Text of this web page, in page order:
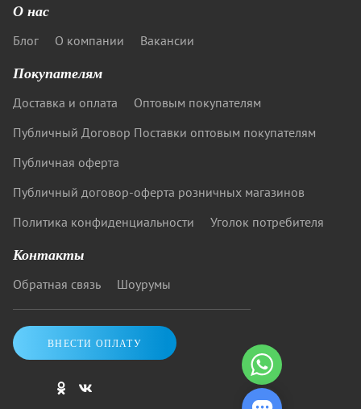
О нас
Блог О компании Вакансии
Покупателям
Доставка и оплата
Оптовым покупателям
Публичный Договор Поставки оптовым покупателям
Публичная оферта
Публичный договор-оферта розничных магазинов
Политика конфиденциальности
Уголок потребителя
Контакты
Обратная связь Шоурумы
ВНЕСТИ ОПЛАТУ